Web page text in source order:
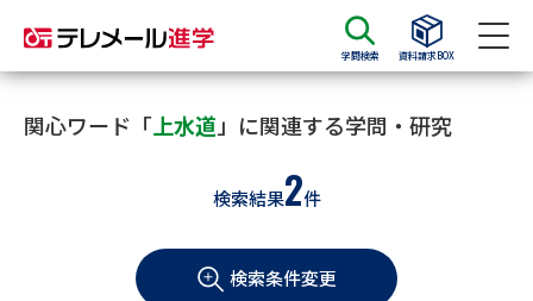
学問検索 資料請求BOX
資料請求 資料検索
大学・短大の資料種類から請求
学部・学科パンフ
関心ワード「上水道 」に関連する学問・研究
検索結果2件
検索条件変更